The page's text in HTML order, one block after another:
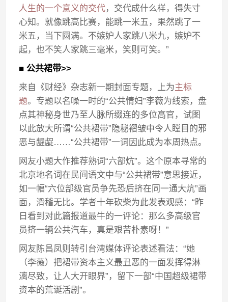
人生的一个意义的交代，交代成什么样，得失寸
心知。就像跳高比赛，能跳一米五，果然跳了一
米五，当下圆满。不嫉妒人家跳八米九，嫉妒不
起，也不笑人家跳三毫米，笑则可笑。”
■ 公共裙带>>
来自《财经》杂志新一期封面专题，上为主标
题。专题以名噪一时的“公共情妇”李薇为线索，盘
点其神秘身世乃至人脉所缀连的多位高官，试图
以此放大所谓“公共裙带”隐秘褶皱中令人瞠目的邪
恶与龌龊……“公共裙带”一词因此成为本周热点。
网友小题大作推荐熟词“六部炕”。这个原本寻常的
北京地名词在民间语文中与“公共裙带”意思接近，
如一幅“六位部级官员争先恐后挤在同一通大炕”画
面，滑稽无比。学者十年砍柴为此发表观感：“昨
日看到对此篇报道最牛的一评论：那么多高级官
员挤一辆公共汽车，真是艰苦朴素呀！”
网友陈昌凤则转引台湾媒体评论表述看法：“她
（李薇）把裙带资本主义最丑恶的一面发挥得淋
漓尽致，让人大开眼界”，留下一部“中国超级裙带
资本的荒诞活剧”。